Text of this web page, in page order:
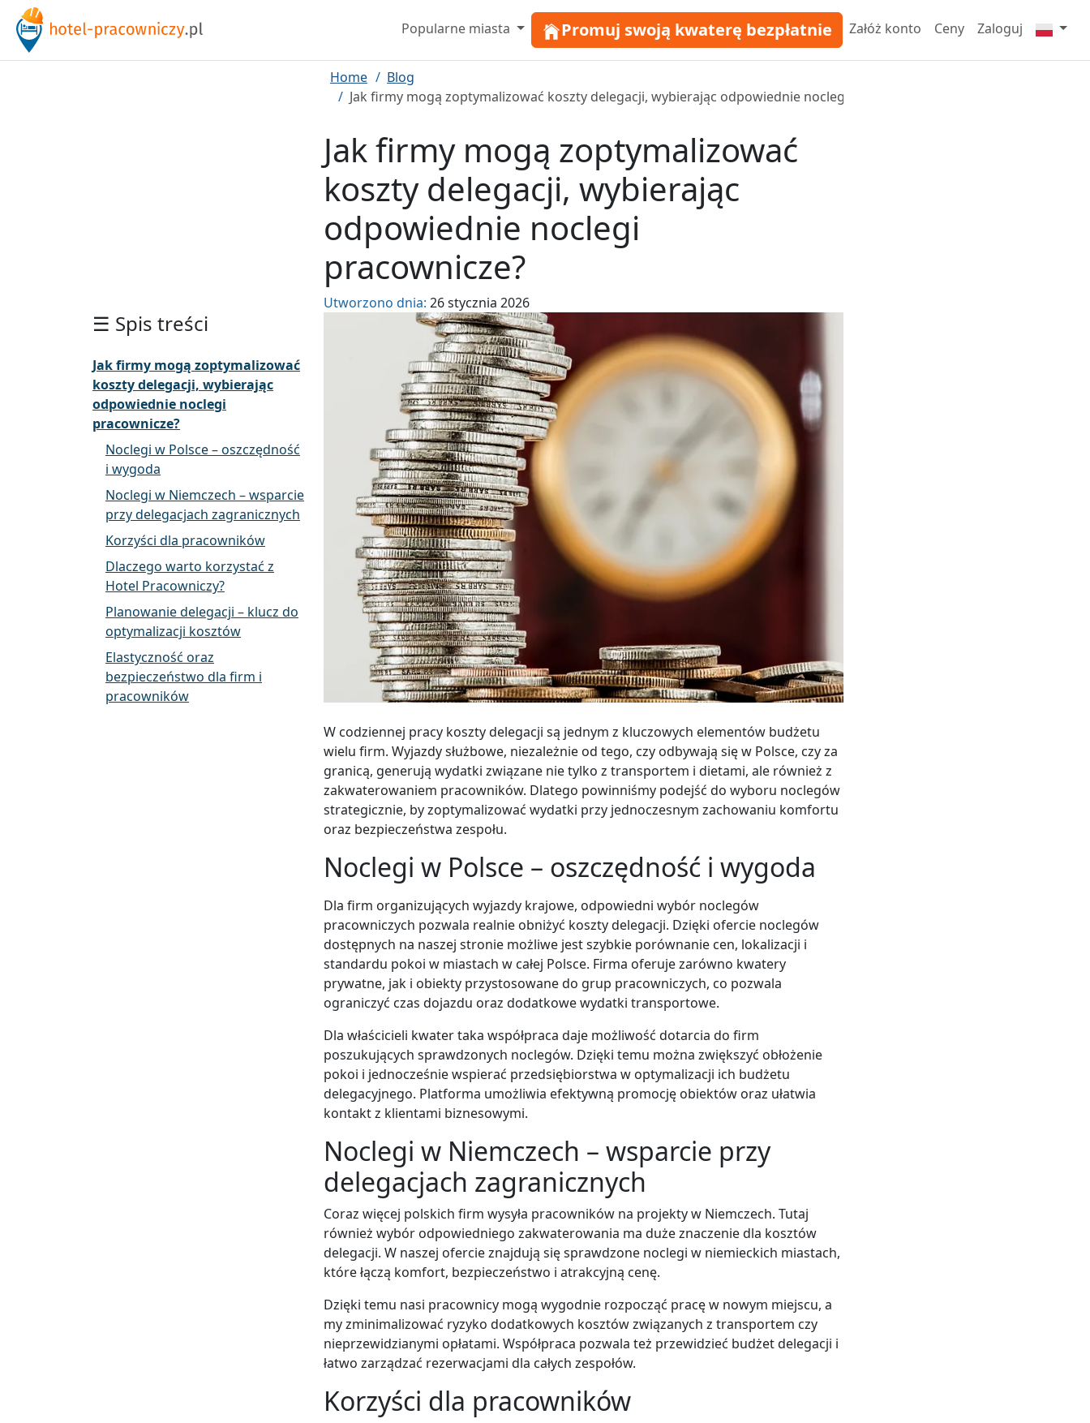
Popularne miasta Promuj swoją kwaterę bezpłatnie Załóż konto Ceny Zaloguj
Home
Blog
Jak firmy mogą zoptymalizować koszty delegacji, wybierając odpowiednie noclegi pracownicze?
Jak firmy mogą zoptymalizować
koszty delegacji, wybierając
odpowiednie noclegi
pracownicze?
Utworzono dnia: 26 stycznia 2026
☰ Spis treści
Jak firmy mogą zoptymalizować
koszty delegacji, wybierając
odpowiednie noclegi
pracownicze?
Noclegi w Polsce – oszczędność
i wygoda
Noclegi w Niemczech – wsparcie
przy delegacjach zagranicznych
Korzyści dla pracowników
Dlaczego warto korzystać z
Hotel Pracowniczy?
Planowanie delegacji – klucz do
optymalizacji kosztów
Elastyczność oraz
bezpieczeństwo dla firm i
pracowników
W codziennej pracy koszty delegacji są jednym z kluczowych elementów budżetu
wielu firm. Wyjazdy służbowe, niezależnie od tego, czy odbywają się w Polsce, czy za
granicą, generują wydatki związane nie tylko z transportem i dietami, ale również z
zakwaterowaniem pracowników. Dlatego powinniśmy podejść do wyboru noclegów
strategicznie, by zoptymalizować wydatki przy jednoczesnym zachowaniu komfortu
oraz bezpieczeństwa zespołu.
Noclegi w Polsce – oszczędność i wygoda
Dla firm organizujących wyjazdy krajowe, odpowiedni wybór noclegów
pracowniczych pozwala realnie obniżyć koszty delegacji. Dzięki ofercie noclegów
dostępnych na naszej stronie możliwe jest szybkie porównanie cen, lokalizacji i
standardu pokoi w miastach w całej Polsce. Firma oferuje zarówno kwatery
prywatne, jak i obiekty przystosowane do grup pracowniczych, co pozwala
ograniczyć czas dojazdu oraz dodatkowe wydatki transportowe.
Dla właścicieli kwater taka współpraca daje możliwość dotarcia do firm
poszukujących sprawdzonych noclegów. Dzięki temu można zwiększyć obłożenie
pokoi i jednocześnie wspierać przedsiębiorstwa w optymalizacji ich budżetu
delegacyjnego. Platforma umożliwia efektywną promocję obiektów oraz ułatwia
kontakt z klientami biznesowymi.
Noclegi w Niemczech – wsparcie przy
delegacjach zagranicznych
Coraz więcej polskich firm wysyła pracowników na projekty w Niemczech. Tutaj
również wybór odpowiedniego zakwaterowania ma duże znaczenie dla kosztów
delegacji. W naszej ofercie znajdują się sprawdzone noclegi w niemieckich miastach,
które łączą komfort, bezpieczeństwo i atrakcyjną cenę.
Dzięki temu nasi pracownicy mogą wygodnie rozpocząć pracę w nowym miejscu, a
my zminimalizować ryzyko dodatkowych kosztów związanych z transportem czy
nieprzewidzianymi opłatami. Współpraca pozwala też przewidzieć budżet delegacji i
łatwo zarządzać rezerwacjami dla całych zespołów.
Korzyści dla pracowników